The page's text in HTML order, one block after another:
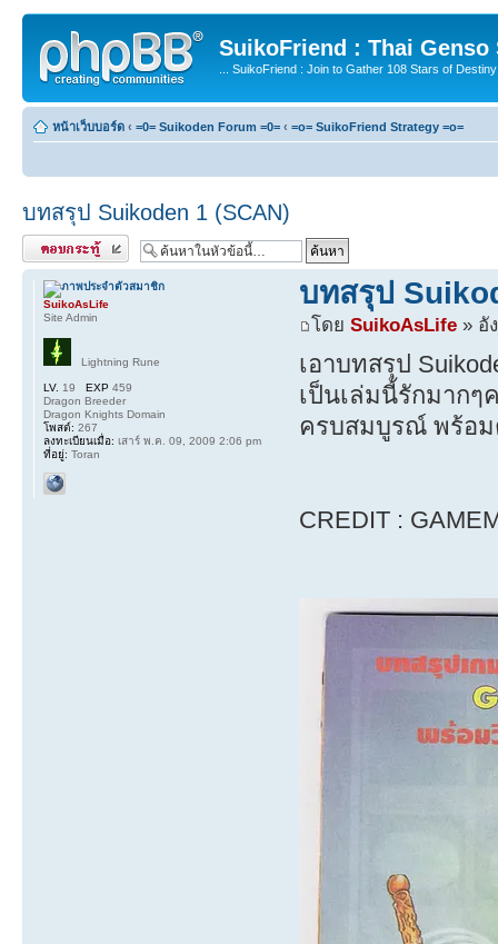
SuikoFriend : Thai Genso
... SuikoFriend : Join to Gather 108 Stars of
หน้าเว็บบอร์ด ‹ =0= Suikoden Forum =0= ‹ =o= SuikoFriend Strategy =o=
บทสรุป Suikoden 1 (SCAN)
ตอบกระทู้
บทสรุป
โดยSuikoAsLife » อั
เอาบทสรุป
เป็นเล่มนี้รักมากๆ
ครบสมบูรณ์ พร้อม
CREDIT :
SuikoAsLife
Site Admin
Lightning Rune
LV. 19 EXP 459
Dragon Breeder
Dragon Knights Domain
โพสต์: 267
ลงทะเบียนเมื่อ: เสาร์ พ.ค. 09, 2009 2:06 pm
ที่อยู่: Toran